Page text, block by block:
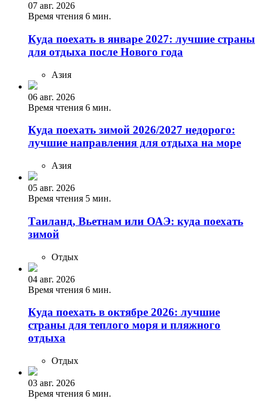
07 авг. 2026
Время чтения 6 мин.
Куда поехать в январе 2027: лучшие страны
для отдыха после Нового года
Азия
06 авг. 2026
Время чтения 6 мин.
Куда поехать зимой 2026/2027 недорого:
лучшие направления для отдыха на море
Азия
05 авг. 2026
Время чтения 5 мин.
Таиланд, Вьетнам или ОАЭ: куда поехать
зимой
Отдых
04 авг. 2026
Время чтения 6 мин.
Куда поехать в октябре 2026: лучшие
страны для теплого моря и пляжного
отдыха
Отдых
03 авг. 2026
Время чтения 6 мин.